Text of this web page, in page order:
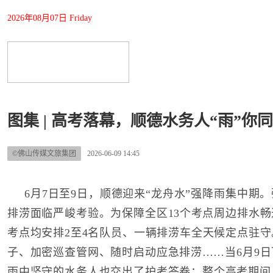
2026年08月07日 Friday
图集 | 高考落幕，顺德水务人“雨”你
©佛山传媒文旅集团 2026-06-09 14:45
6月7日至9日，顺德迎来“龙舟水”强降雨集中期
排涝面临严峻考验。为保障全区13个考点周边排水
考点均安排2至4名队员、一辆排涝车全天候定点驻
子、加密巡查管网、随时启动应急排涝……当6月9